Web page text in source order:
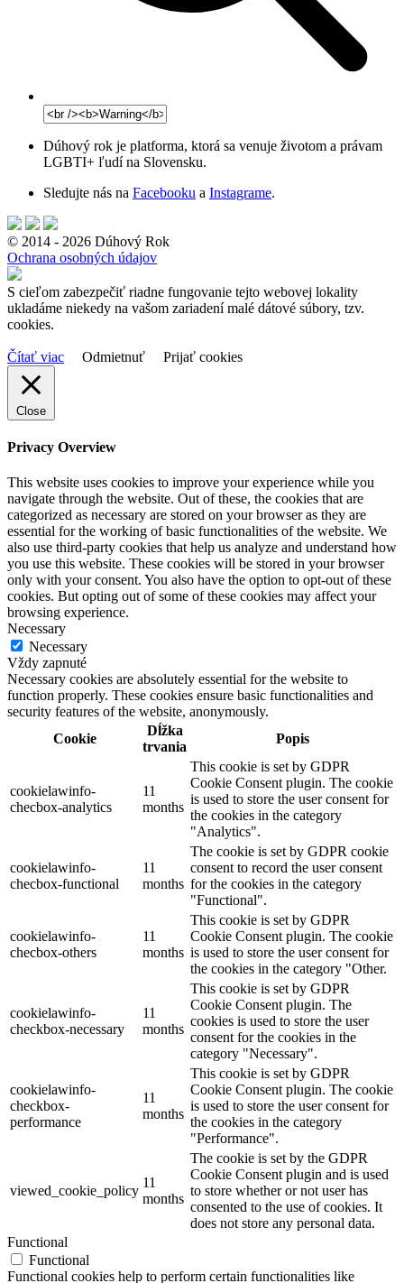
Dúhový rok je platforma, ktorá sa venuje životom a právam
LGBTI+ ľudí na Slovensku.
Sledujte nás na Facebooku a Instagrame.
© 2014 - 2026 Dúhový Rok
Ochrana osobných údajov
S cieľom zabezpečiť riadne fungovanie tejto webovej lokality
ukladáme niekedy na vašom zariadení malé dátové súbory, tzv.
cookies.
Čítať viac Odmietnuť Prijať cookies
Close
Privacy Overview
This website uses cookies to improve your experience while you
navigate through the website. Out of these, the cookies that are
categorized as necessary are stored on your browser as they are
essential for the working of basic functionalities of the website. We
also use third-party cookies that help us analyze and understand how
you use this website. These cookies will be stored in your browser
only with your consent. You also have the option to opt-out of these
cookies. But opting out of some of these cookies may affect your
browsing experience.
Necessary
Necessary
Vždy zapnuté
Necessary cookies are absolutely essential for the website to
function properly. These cookies ensure basic functionalities and
security features of the website, anonymously.
Cookie
Dĺžka
trvania
Popis
cookielawinfo-
checbox-analytics
11
months
This cookie is set by GDPR
Cookie Consent plugin. The cookie
is used to store the user consent for
the cookies in the category
"Analytics".
cookielawinfo-
checbox-functional
11
months
The cookie is set by GDPR cookie
consent to record the user consent
for the cookies in the category
"Functional".
cookielawinfo-
checbox-others
11
months
This cookie is set by GDPR
Cookie Consent plugin. The cookie
is used to store the user consent for
the cookies in the category "Other.
cookielawinfo-
checkbox-necessary
11
months
This cookie is set by GDPR
Cookie Consent plugin. The
cookies is used to store the user
consent for the cookies in the
category "Necessary".
cookielawinfo-
checkbox-
performance
11
months
This cookie is set by GDPR
Cookie Consent plugin. The cookie
is used to store the user consent for
the cookies in the category
"Performance".
viewed_cookie_policy
11
months
The cookie is set by the GDPR
Cookie Consent plugin and is used
to store whether or not user has
consented to the use of cookies. It
does not store any personal data.
Functional
Functional
Functional cookies help to perform certain functionalities like